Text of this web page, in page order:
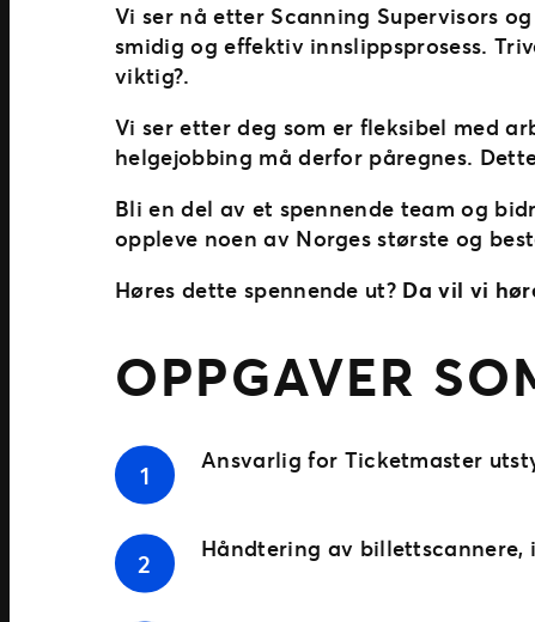
Vi ser nå etter Scanning Supervisors
smidig og effektiv innslippsprosess.
viktig?.
Vi ser etter deg som er fleksibel med
helgejobbing må derfor påregnes.
Bli en del av et spennende team og
oppleve noen av Norges største og
Høres dette spennende ut? Da vil vi
OPPGAVER
Ansvarlig for Ticketmaster
Håndtering av